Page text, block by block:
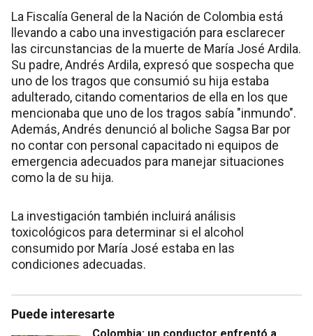
La Fiscalía General de la Nación de Colombia está
llevando a cabo una investigación para esclarecer
las circunstancias de la muerte de María José Ardila.
Su padre, Andrés Ardila, expresó que sospecha que
uno de los tragos que consumió su hija estaba
adulterado, citando comentarios de ella en los que
mencionaba que uno de los tragos sabía "inmundo".
Además, Andrés denunció al boliche Sagsa Bar por
no contar con personal capacitado ni equipos de
emergencia adecuados para manejar situaciones
como la de su hija.
La investigación también incluirá análisis
toxicológicos para determinar si el alcohol
consumido por María José estaba en las
condiciones adecuadas.
Puede interesarte